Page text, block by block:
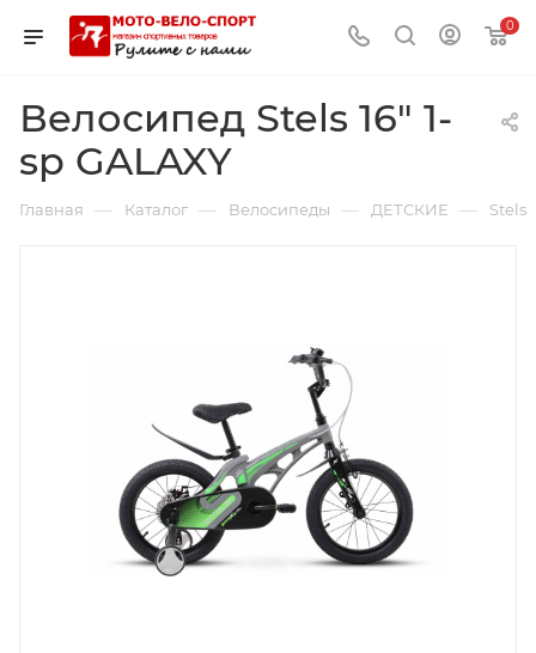
0
Велосипед Stels 16" 1-
sp GALAXY
Главная — Каталог — Велосипеды — ДЕТСКИЕ — Stels